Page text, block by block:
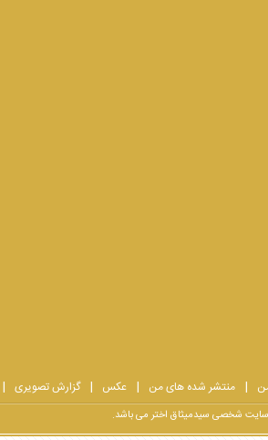
منتشر شده های من عکس گزارش تصویری
سایت شخصی سیدمیثاق اختر می باشد.